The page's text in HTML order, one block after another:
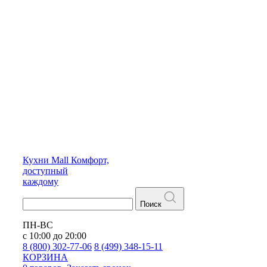
Кухни Mall Комфорт,
доступный
каждому
Поиск
ПН-ВС
с 10:00 до 20:00
8 (800) 302-77-06 8 (499) 348-15-11
КОРЗИНА